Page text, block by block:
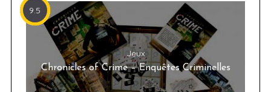
9.5
Jeux
Chronicles of Crime – Enquêtes Criminelles